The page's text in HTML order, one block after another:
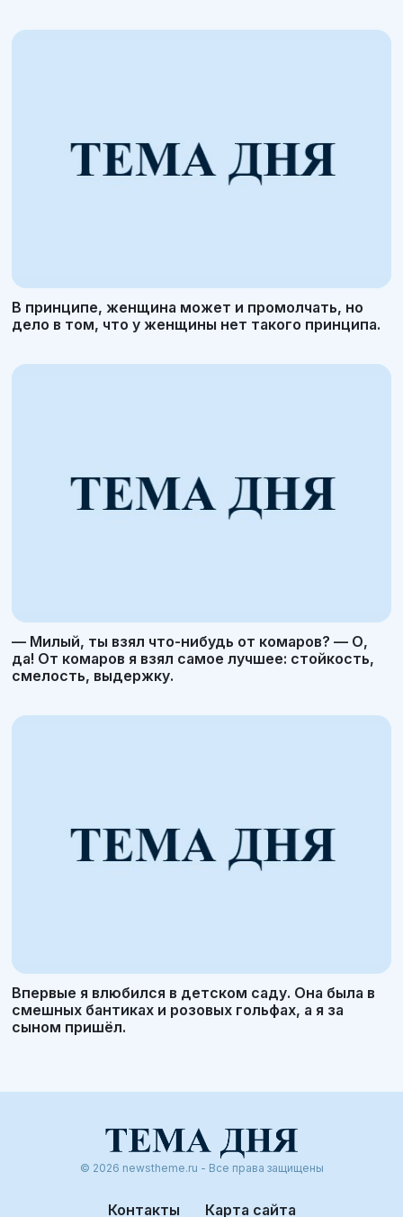
В принципе, женщина может и промолчать, но
дело в том, что у женщины нет такого принципа.
— Милый, ты взял что-нибудь от комаров? — О,
да! От комаров я взял самое лучшее: стойкость,
смелость, выдержку.
Впервые я влюбился в детском саду. Она была в
смешных бантиках и розовых гольфах, а я за
сыном пришёл.
© 2026 newstheme.ru - Все права защищены
Контакты Карта сайта